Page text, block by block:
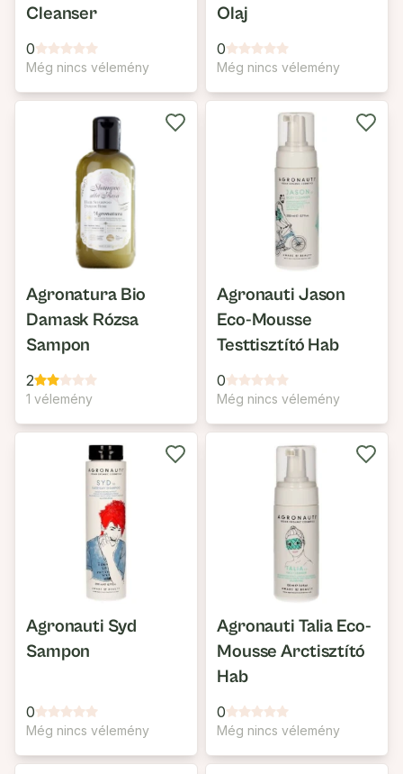
Cleanser
0
Még nincs vélemény
Olaj
0
Még nincs vélemény
Agronatura Bio
Damask Rózsa
Sampon
2
1 vélemény
Agronauti Jason
Eco-Mousse
Testtisztító Hab
0
Még nincs vélemény
Agronauti Syd
Sampon
0
Még nincs vélemény
Agronauti Talia Eco-
Mousse Arctisztító
Hab
0
Még nincs vélemény